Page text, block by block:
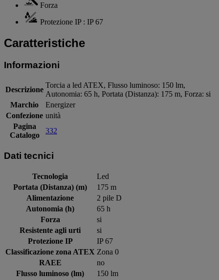
Forza
Protezione IP : IP 67
Caratteristiche
Informazioni
Descrizione
Torcia a led ATEX, Flusso luminoso: 150 lm,
Autonomia: 65 h, Portata (Distanza): 175 m, Forza: si
Marchio
Energizer
Confezione unità
Pagina
Catalogo
332
Dati tecnici
Tecnologia
Led
Portata (Distanza) (m)
175 m
Alimentazione
2 pile D
Autonomia (h)
65 h
Forza
si
Resistente agli urti
si
Protezione IP
IP 67
Classificazione zona ATEX Zona 0
RAEE
no
Flusso luminoso (lm)
150 lm